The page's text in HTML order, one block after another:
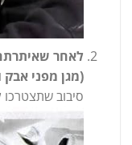
לאחר
(מגן מפני אבק
סיבוב